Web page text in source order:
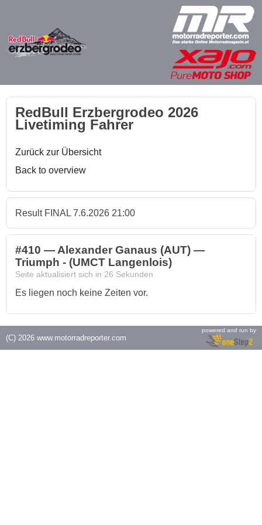
RedBull Erzbergrodeo 2026
Livetiming Fahrer
Zurück zur Übersicht
Back to overview
Result FINAL 7.6.2026 21:00
#410 — Alexander Ganaus (AUT) —
Triumph - (UMCT Langenlois)
Seite aktualisiert sich in 26 Sekunden
Es liegen noch keine Zeiten vor.
powered and run by
(C) 2026 www.motorradreporter.com